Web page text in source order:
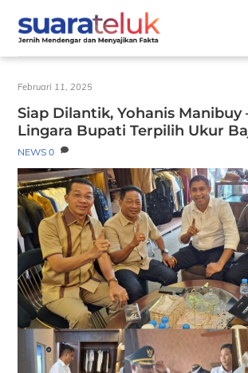
content
Februari 11, 2025
Siap Dilantik, Yohanis Manibuy
Lingara Bupati Terpilih Ukur
NEWS 0